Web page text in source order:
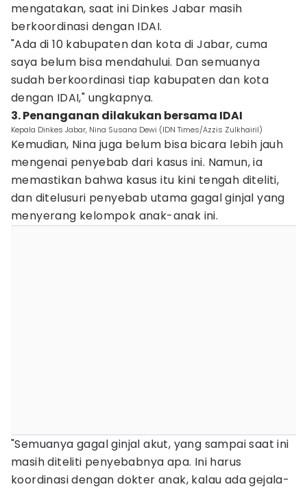
mengatakan, saat ini Dinkes Jabar masih
berkoordinasi dengan IDAI.
"Ada di 10 kabupaten dan kota di Jabar, cuma
saya belum bisa mendahului. Dan semuanya
sudah berkoordinasi tiap kabupaten dan kota
dengan IDAI," ungkapnya.
3. Penanganan dilakukan bersama IDAI
Kepala Dinkes Jabar, Nina Susana Dewi (IDN Times/Azzis Zulkhairil)
Kemudian, Nina juga belum bisa bicara lebih jauh
mengenai penyebab dari kasus ini. Namun, ia
memastikan bahwa kasus itu kini tengah diteliti,
dan ditelusuri penyebab utama gagal ginjal yang
menyerang kelompok anak-anak ini.
"Semuanya gagal ginjal akut, yang sampai saat ini
masih diteliti penyebabnya apa. Ini harus
koordinasi dengan dokter anak, kalau ada gejala-